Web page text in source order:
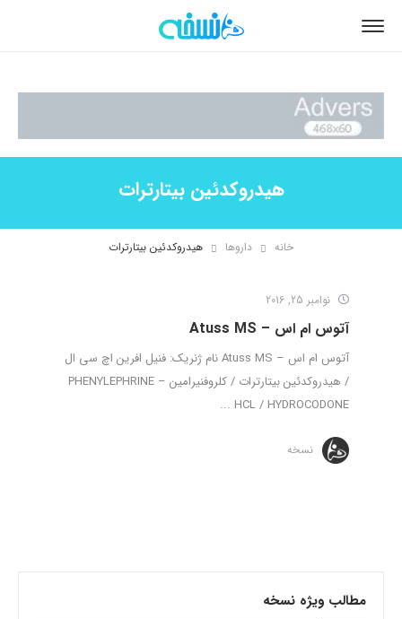
هیدروکدئین بیتارترات
خانه داروها هیدروکدئین بیتارترات
نوامبر 25, 2016
آتوس ام اس – Atuss MS
آتوس ام اس – Atuss MS نام ژنریک: فنیل افرین اچ سی ال
/ هیدروکدئین بیتارترات / کلروفنیرامین – PHENYLEPHRINE
HCL / HYDROCODONE ...
نسخه
مطالب ویژه نسخه